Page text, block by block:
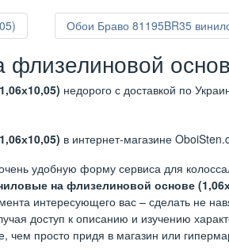
Обои Браво 81195BR35
недорого с доставкой по
в интернет-магазине
удобную форму сервиса для
на флизелиновой основе
интересующего вас – сделать не
доступ к описанию и изучению
просто придя в магазин или